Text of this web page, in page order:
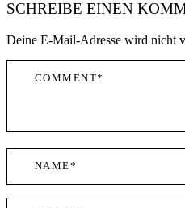
SCHREIBE EINEN
Deine E-Mail-Adresse wird nicht